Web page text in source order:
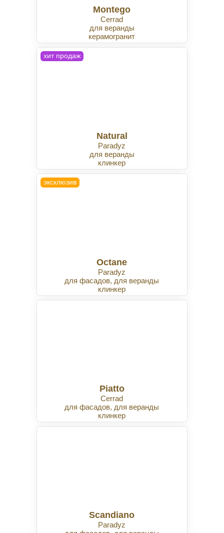
Montego
Cerrad
для веранды
керамогранит
хит продаж
Natural
Paradyz
для веранды
клинкер
эксклюзив
Octane
Paradyz
для фасадов, для веранды
клинкер
Piatto
Cerrad
для фасадов, для веранды
клинкер
Scandiano
Paradyz